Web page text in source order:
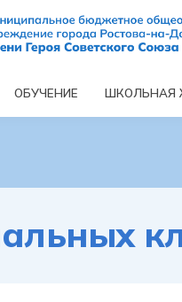
ОБУЧЕНИЕ ШКОЛЬНАЯ